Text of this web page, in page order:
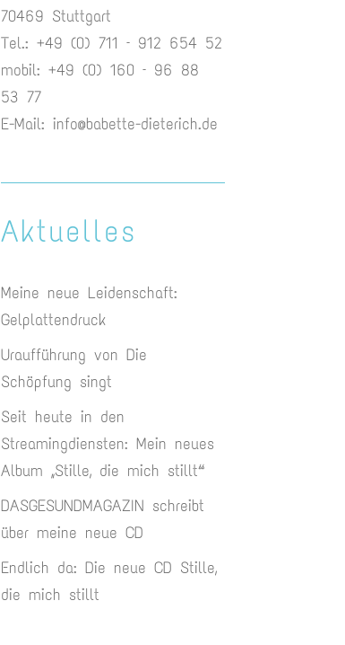
70469 Stuttgart
Tel.: +49 (0) 711 – 912 654 52
mobil: +49 (0) 160 – 96 88
53 77
E-Mail:info@babette-dieterich.de
Aktuelles
Meine neue Leidenschaft:
Gelplattendruck
Uraufführung von Die
Schöpfung singt
Seit heute in den
Streamingdiensten: Mein neues
Album „Stille, die mich stillt“
DASGESUNDMAGAZIN schreibt
über meine neue CD
Endlich da: Die neue CD Stille,
die mich stillt